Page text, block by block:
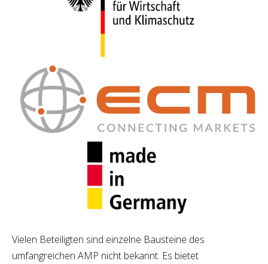
Vielen Beteiligten sind einzelne Bausteine des
umfangreichen AMP nicht bekannt. Es bietet